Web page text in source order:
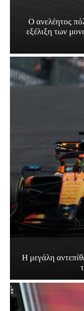
Ο ανελέητος
εξέλιξη των
Η μεγάλη